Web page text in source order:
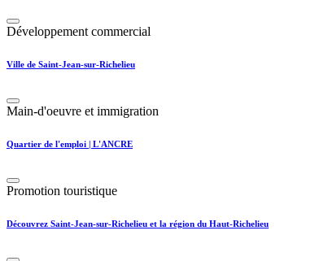
Développement commercial
Ville de Saint-Jean-sur-Richelieu
Main-d'oeuvre et immigration
Quartier de l'emploi | L'ANCRE
Promotion touristique
Découvrez Saint-Jean-sur-Richelieu et la région du Haut-Richelieu